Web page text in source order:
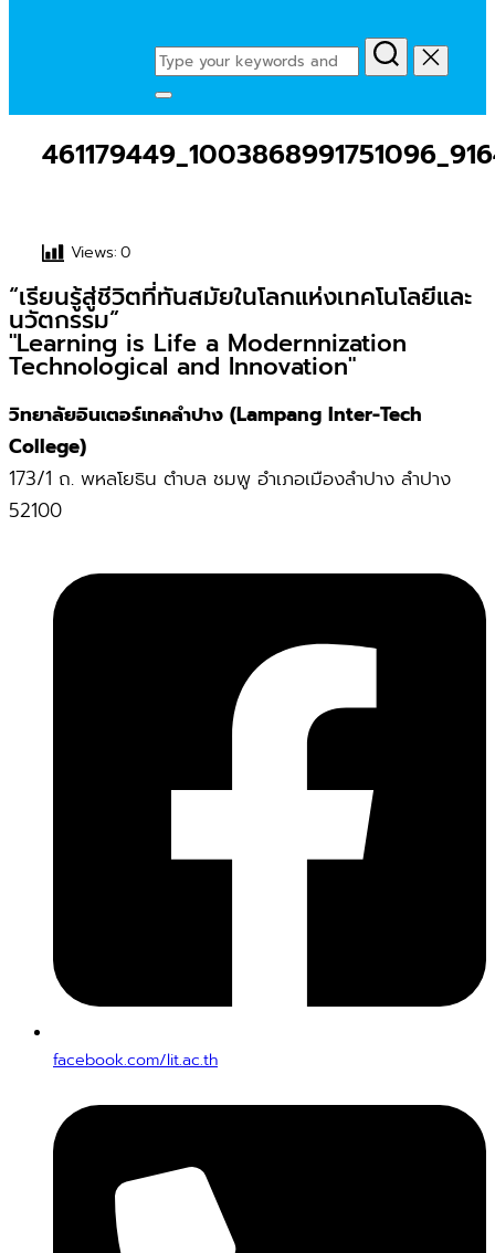
Search
for:
Toggle
&
navigation
Views:0
“เรียนรู้สู่ชีวิตที่ทันสมัยในโลกแห่งเทคโนโลยีและ
นวัตกรรม”
"Learning is Life a Modernnization
Technological and Innovation"
วิทยาลัยอินเตอร์เทคลำปาง (Lampang Inter-Tech
College)
173/1 ถ. พหลโยธิน ตำบล ชมพู อำเภอเมืองลำปาง ลำปาง
52100
facebook.com/lit.ac.th